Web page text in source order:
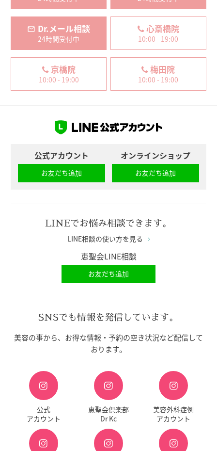
Dr.メール相談
24時間受付中
心斎橋院
10:00 - 19:00
京橋院
10:00 - 19:00
梅田院
10:00 - 19:00
公式アカウント
お友だち追加
オンラインショップ
お友だち追加
LINEでお悩み相談できます。
LINE相談の使い方を見る
恵聖会LINE相談
お友だち追加
SNSでも情報を発信しています。
美容の事から、お得な情報・予約の空き状況など配信して
おります。
公式
アカウント
恵聖会倶楽部
Dr Kc
美容外科症例
アカウント